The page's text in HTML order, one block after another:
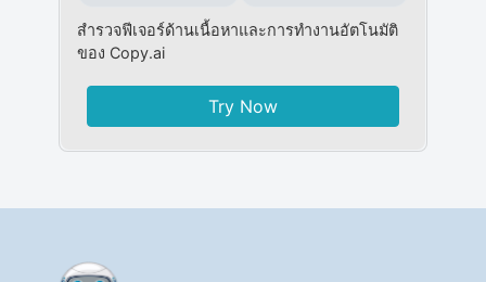
สำรวจฟีเจอร์ด้านเนื้อหาและการทำงานอัตโนมัติ
ของ Copy.ai
Try Now